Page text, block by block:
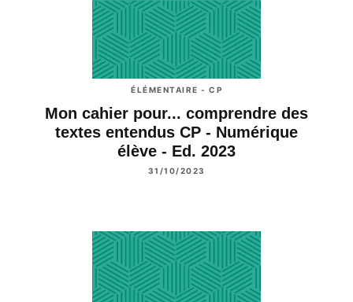
ÉLÉMENTAIRE - CP
Mon cahier pour... comprendre des
textes entendus CP - Numérique
élève - Ed. 2023
31/10/2023